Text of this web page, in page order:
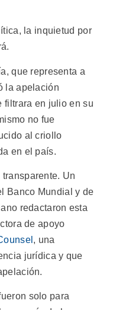
la inquietud por
que representa a
la apelación
filtrara en julio en su
no fue
al criollo
en el país.
Un
Banco Mundial y de
redactaron esta
de apoyo
, una
jurídica y que
solo para